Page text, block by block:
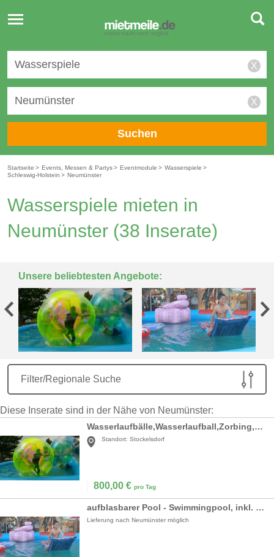
Toggle
navigation
X
X
Suchen
Startseite > Events, Messen & Partys> Eventmodule > Wasserspiele >
Schleswig-Holstein > Neumünster
Wasserspiele mieten in
Neumünster (38 Inserate)
Unsere beliebtesten Angebote:
Filter/Regionale Suche
Diese Inserate sind in der Nähe von Neumünster:
Wasserlaufbälle,Wasserlaufball,Zorbing,Wasserspiele
Standort: Stockelsdorf
800,00 € pro Tag
aufblasbarer Pool - Swimmingpool, inkl. 19% MwSt
Lieferung nach Neumünster möglich